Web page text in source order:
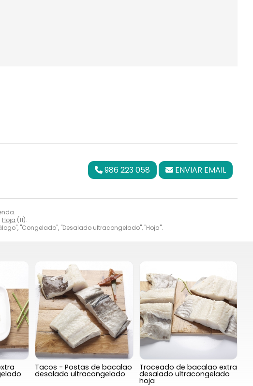
Hoja (11).
"Congelado", "Desalado ultracongelado", "Hoja".
986 223 058 ENVIAR EMAIL
Tacos - Postas de bacalao
desalado ultracongelado
Troceado de bacalao extra
desalado ultracongelado
hoja